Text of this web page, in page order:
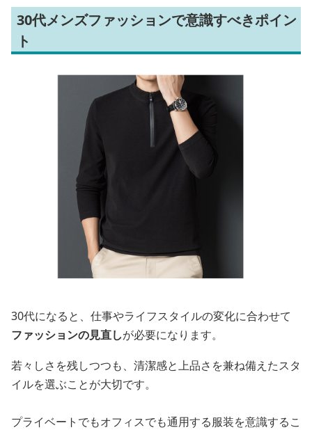
30代メンズファッションで意識すべきポイン
ト
30代になると、仕事やライフスタイルの変化に合わせて
ファッションの見直しが必要になります。
若々しさを残しつつも、清潔感と上品さを兼ね備えたスタ
イルを選ぶことが大切です。
プライベートでもオフィスでも通用する服装を意識するこ